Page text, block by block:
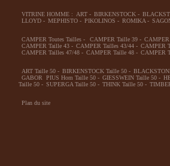
VITRINE HOMME : ART - BIRKENSTOCK -
LLOYD - MEPHISTO - PIKOLINOS - ROMIKA -
CAMPER Toutes Tailles - CAMPER Taille 39 - CAMPER
CAMPER Taille 43 - CAMPER Tailles 43/44 - CAMPER
CAMPER Tailles 47/48 - CAMPER Taille 48 - CAMPER
ART Taille 50 - BIRKENSTOCK Taille 50 -
GABOR PIUS Hom Taille 50 - GIESSWEIN Taille 50 -
Taille 50 - SUPERGA Taille 50 - THINK Taille 50 -
Plan du site